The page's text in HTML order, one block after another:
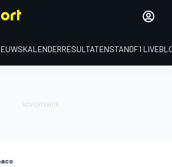
KALENDERRESULTATENSTANDF1